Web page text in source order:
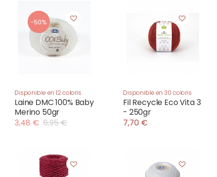
-50%
Disponible en 12 coloris
Laine DMC 100% Baby
Merino 50gr
3,48 € 6,95 €
Disponible en 30 coloris
Fil Recycle Eco Vita 3
- 250gr
7,70 €